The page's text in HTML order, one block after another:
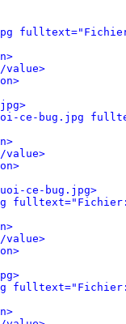
value>
ce-bug.jpg
value>
ce-bug.jpg>
value>